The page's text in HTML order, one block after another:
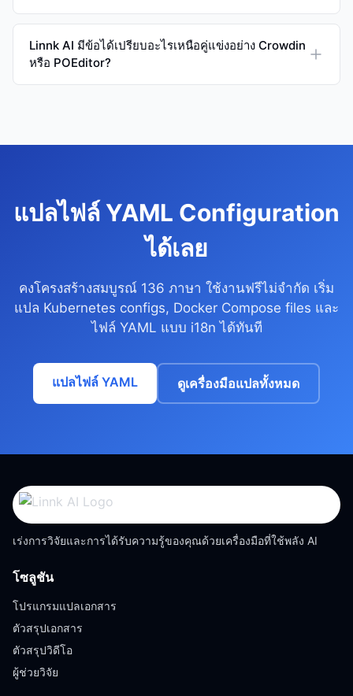
Linnk AI มีข้อได้เปรียบอะไรเหนือคู่แข่งอย่าง Crowdin
หรือ POEditor?
แปลไฟล์ YAML Configuration
ได้เลย
คงโครงสร้างสมบูรณ์ 136 ภาษา ใช้งานฟรีไม่จำกัด เริ่ม
แปล Kubernetes configs, Docker Compose files และ
ไฟล์ YAML แบบ i18n ได้ทันที
แปลไฟล์ YAML ดูเครื่องมือแปลทั้งหมด
เร่งการวิจัยและการได้รับความรู้ของคุณด้วยเครื่องมือที่ใช้พลัง AI
โซลูชัน
โปรแกรมแปลเอกสาร
ตัวสรุปเอกสาร
ตัวสรุปวิดีโอ
ผู้ช่วยวิจัย